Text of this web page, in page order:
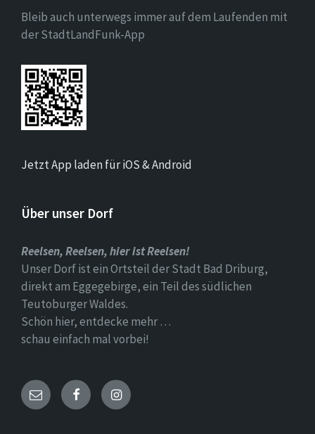
Bleib auch unterwegs immer auf dem Laufenden mit
der StadtLandFunk-App
Jetzt App laden für iOS & Android
Über unser Dorf
Reelsen, Reelsen, hier ist Reelsen!
Unser Dorf ist ein Ortsteil der Stadt Bad Driburg,
direkt am Eggegebirge, ein Teil des südlichen
Teutoburger Waldes.
Schön hier, entdecke mehr …
schau einfach mal vorbei!
Email FacebookInstagram